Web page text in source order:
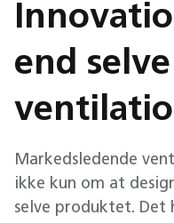
end selve
Markedsledende
ikke kun om at
selve produktet. Det